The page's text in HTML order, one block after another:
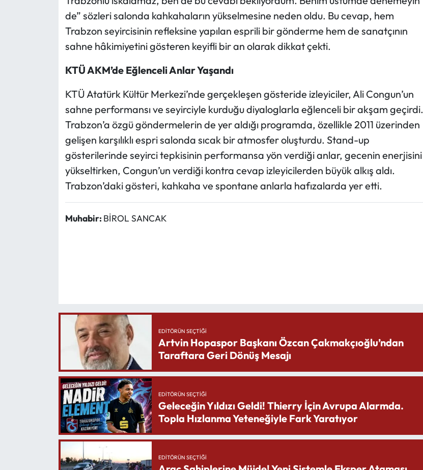
de” sözleri salonda kahkahaların yükselmesine neden oldu. Bu cevap, hem
Trabzon seyircisinin refleksine yapılan esprili bir gönderme hem de sanatçının
sahne hâkimiyetini gösteren keyifli bir an olarak dikkat çekti.
KTÜ AKM’de Eğlenceli Anlar Yaşandı
KTÜ Atatürk Kültür Merkezi’nde gerçekleşen gösteride izleyiciler, Ali Congun’un
sahne performansı ve seyirciyle kurduğu diyaloglarla eğlenceli bir akşam geçirdi.
Trabzon’a özgü göndermelerin de yer aldığı programda, özellikle 2011 üzerinden
gelişen karşılıklı espri salonda sıcak bir atmosfer oluşturdu. Stand-up
gösterilerinde seyirci tepkisinin performansa yön verdiği anlar, gecenin enerjisini
yükseltirken, Congun’un verdiği kontra cevap izleyicilerden büyük alkış aldı.
Trabzon’daki gösteri, kahkaha ve spontane anlarla hafızalarda yer etti.
Muhabir: BİROL SANCAK
EDITÖRÜN SEÇTIĞI
Artvin Hopaspor Başkanı Özcan Çakmakçıoğlu’ndan
Taraftara Geri Dönüş Mesajı
EDITÖRÜN SEÇTIĞI
Geleceğin Yıldızı Geldi! Thierry İçin Avrupa Alarmda.
Topla Hızlanma Yeteneğiyle Fark Yaratıyor
EDITÖRÜN SEÇTIĞI